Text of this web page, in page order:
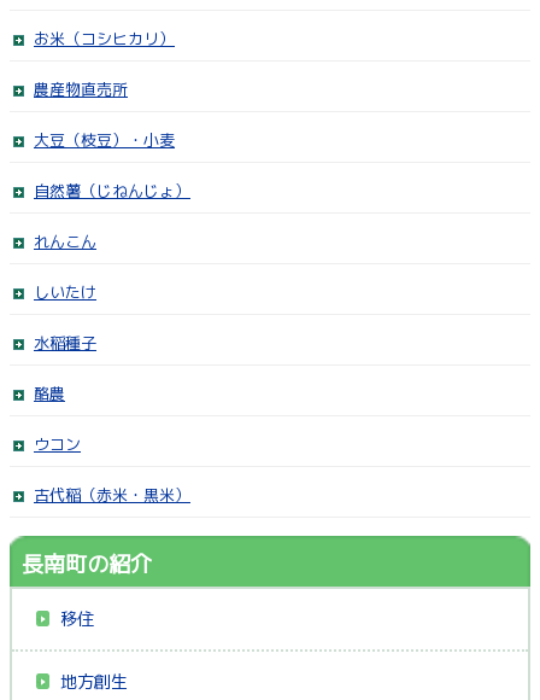
お米（コシヒカリ）
農産物直売所
大豆（枝豆）・小麦
自然薯（じねんじょ）
れんこん
しいたけ
水稲種子
酪農
ウコン
古代稲（赤米・黒米）
長南町の紹介
移住
地方創生